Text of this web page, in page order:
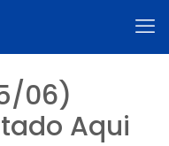
06)
Aqui